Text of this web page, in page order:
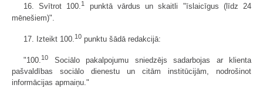
16. Svītrot 100.1
punktā vārdus un skaitli "īslaicīgus (līdz 24
mēnešiem)".
17. Izteikt 100. 10 punktu šādā redakcijā:
"100.10
Sociālo pakalpojumu sniedzējs sadarbojas ar klienta
pašvaldības sociālo dienestu un citām institūcijām, nodrošinot
informācijas apmaiņu."